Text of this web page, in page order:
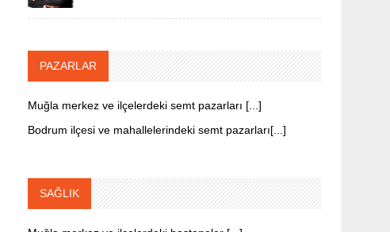
PAZARLAR
Muğla merkez ve ilçelerdeki semt pazarları [...]
Bodrum ilçesi ve mahallelerindeki semt pazarları[...]
SAĞLIK